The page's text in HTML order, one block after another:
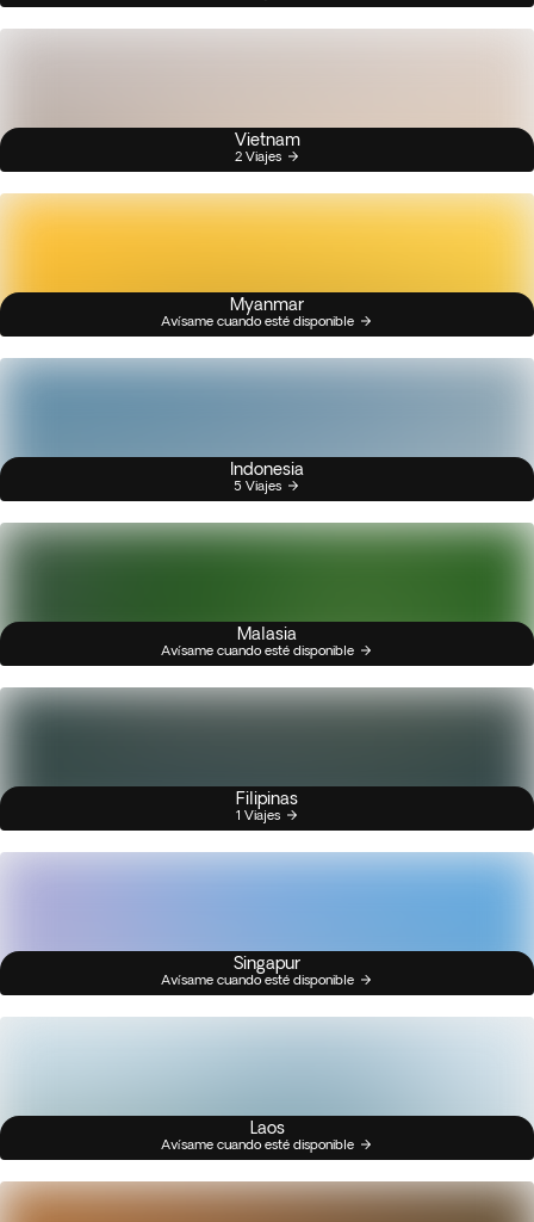
Vietnam
2 Viajes
Myanmar
Avísame cuando esté disponible
Indonesia
5 Viajes
Malasia
Avísame cuando esté disponible
Filipinas
1 Viajes
Singapur
Avísame cuando esté disponible
Laos
Avísame cuando esté disponible